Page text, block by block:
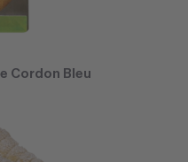
Cordon Bleu